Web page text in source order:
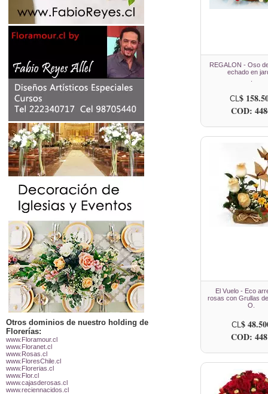
Otros dominios de nuestro holding de
Florerías:
www.Floramour.cl
www.Floranet.cl
www.Rosas.cl
www.FloresChile.cl
www.Florerias.cl
www.Flor.cl
www.cajasderosas.cl
www.reciennacidos.cl
REGALON - Oso
echado en
CL$
COD:
El Vuelo - Eco
rosas con Grullas
O.
CL$
COD: